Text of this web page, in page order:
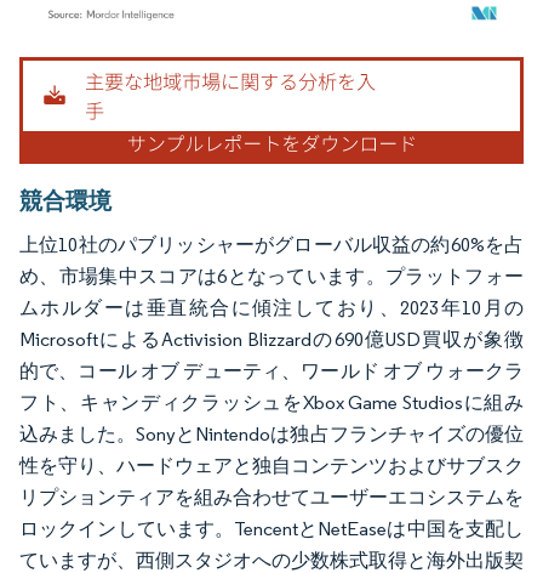
画像 © Mordor Intelligence。再利用にはCC BY 4.0の表示が必要です。
競合環境
上位10社のパブリッシャーがグローバル収益の約60%を占
め、市場集中スコアは6となっています。プラットフォー
ムホルダーは垂直統合に傾注しており、2023年10月の
MicrosoftによるActivision Blizzardの690億USD買収が象徴
的で、コール オブ デューティ、ワールド オブ ウォークラ
フト、キャンディクラッシュをXbox Game Studiosに組み
込みました。SonyとNintendoは独占フランチャイズの優位
性を守り、ハードウェアと独自コンテンツおよびサブスク
リプションティアを組み合わせてユーザーエコシステムを
ロックインしています。TencentとNetEaseは中国を支配し
ていますが、西側スタジオへの少数株式取得と海外出版契